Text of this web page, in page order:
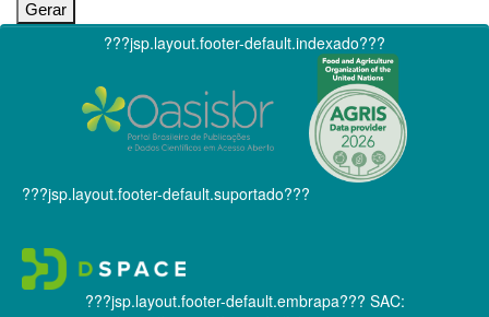
???jsp.layout.footer-default.indexado???
???jsp.layout.footer-default.suportado???
???jsp.layout.footer-default.embrapa??? SAC: